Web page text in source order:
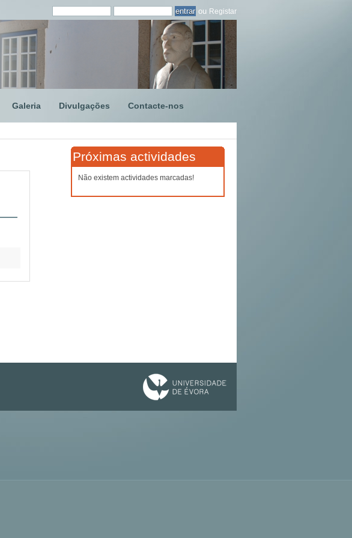
ou Registar
Galeria Divulgações Contacte-nos
Próximas actividades
Não existem actividades marcadas!